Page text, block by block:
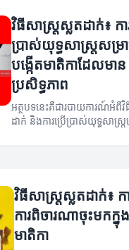
វិធីសាស្រ្តស្លតដាក់៖ កា
ប្រាស់យុទ្ធសាស្ត្រសម្រ
បង្កើតមាតិកាដែលមាន
ប្រសិទ្ធភាព
អត្ថបទនេះគឺជារបាយការណ៍អំពីវិ
ដាក់ និងការប្រើប្រាស់យុទ្ធសាស្ត្រ
វិធីសាស្រ្តស្លតដាក់៖
ការពិចារណាចុះមកក្នុង
មាតិកា